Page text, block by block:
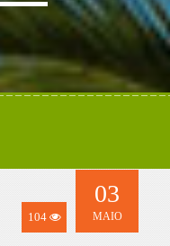
104
03
MAIO